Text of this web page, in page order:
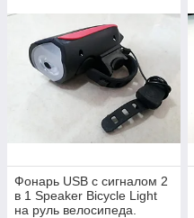
Фонарь USB с сигналом 2
в 1 Speaker Bicycle Light
на руль велосипеда.